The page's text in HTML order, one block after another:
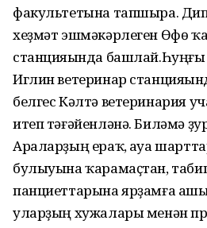
факультетына тапшыра.
хеҙмәт эшмәкәрлеген Өфө
станцияһында
Иглин ветеринар
белгес Кәлтә ветеринария
итеп тәғәйенләнә. Биләмә
Араларҙың ераҡ, һауа
булыуына ҡарамаҫтан,
панциеттарына ярҙамға
уларҙың хужалары менән